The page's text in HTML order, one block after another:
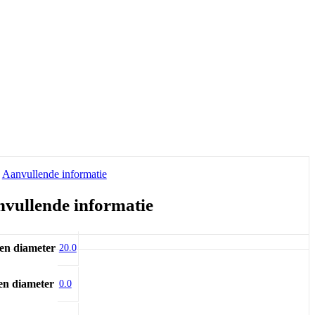
Aanvullende informatie
informatie
diameter 20.0
diameter 0.0